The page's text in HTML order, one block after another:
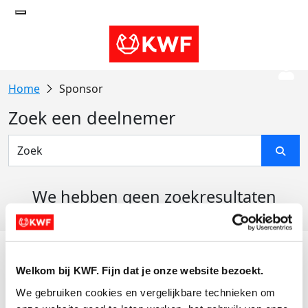
Welkom bij KWF. Fijn dat je onze website bezoekt.
We gebruiken cookies en vergelijkbare technieken om
Sponsor
Zoek een deelnemer
We hebben geen zoekresultaten
Actiematerialen
Evenementen